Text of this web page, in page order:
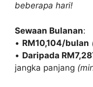
beberapa hari!
Sewaan Bulanan:
• RM10,104/bulan
• Daripada
jangka panjang